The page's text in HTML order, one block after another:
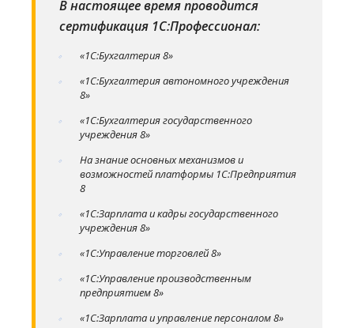
В настоящее время проводится
сертификация 1С:Профессионал:
«1С:Бухгалтерия 8»
«1С:Бухгалтерия автономного учреждения
8»
«1С:Бухгалтерия государственного
учреждения 8»
На знание основных механизмов и
возможностей платформы 1С:Предприятия
8
«1С:Зарплата и кадры государственного
учреждения 8»
«1С:Управление торговлей 8»
«1С:Управление производственным
предприятием 8»
«1С:Зарплата и управление персоналом 8»